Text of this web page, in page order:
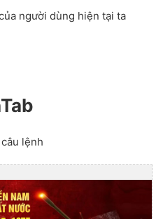
người dùng hiện tại ta
lệnh